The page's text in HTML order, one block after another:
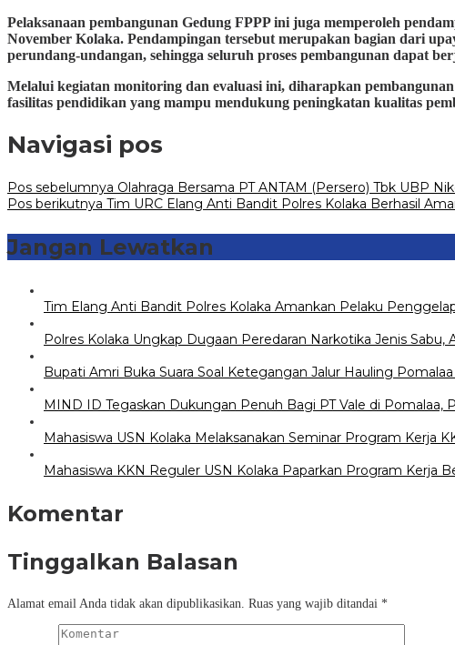
Pelaksanaan pembangunan Gedung FPPP ini juga memperoleh
November Kolaka. Pendampingan tersebut merupakan bagian dari
perundang-undangan, sehingga seluruh proses pembangunan dapat
Melalui kegiatan monitoring dan evaluasi ini, diharapkan
fasilitas pendidikan yang mampu mendukung peningkatan kualitas
Navigasi pos
Pos sebelumnya Olahraga Bersama PT ANTAM (Persero) Tbk UBP
Pos berikutnya Tim URC Elang Anti Bandit Polres Kolaka Berhasil
Jangan Lewatkan
Tim Elang Anti Bandit Polres Kolaka Amankan Pelaku
Polres Kolaka Ungkap Dugaan Peredaran Narkotika Jenis Sabu,
Bupati Amri Buka Suara Soal Ketegangan Jalur Hauling
MIND ID Tegaskan Dukungan Penuh Bagi PT Vale di Pomalaa,
Mahasiswa USN Kolaka Melaksanakan Seminar Program Kerja
Mahasiswa KKN Reguler USN Kolaka Paparkan Program Kerja
Komentar
Tinggalkan Balasan
Alamat email Anda tidak akan dipublikasikan. Ruas yang wajib ditandai *